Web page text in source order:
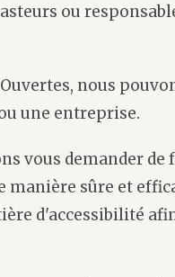
ou
nous
une entreprise.
vous demander
manière sûre et
d'accessibilité